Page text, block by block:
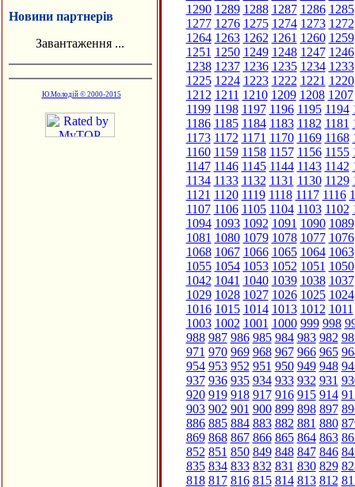
Новини партнерів
Завантаження ...
Ю.Молодій © 2000-2015
1290 1289 1288 1287 1286 1285
1277 1276 1275 1274 1273 1272
1264 1263 1262 1261 1260 1259
1251 1250 1249 1248 1247 1246
1238 1237 1236 1235 1234 1233
1225 1224 1223 1222 1221 1220
1212 1211 1210 1209 1208 1207
1199 1198 1197 1196 1195 1194
1186 1185 1184 1183 1182 1181
1173 1172 1171 1170 1169 1168
1160 1159 1158 1157 1156 1155
1147 1146 1145 1144 1143 1142
1134 1133 1132 1131 1130 1129
1121 1120 1119 1118 1117 1116
1107 1106 1105 1104 1103 1102
1094 1093 1092 1091 1090 1089
1081 1080 1079 1078 1077 1076
1068 1067 1066 1065 1064 1063
1055 1054 1053 1052 1051 1050
1042 1041 1040 1039 1038 1037
1029 1028 1027 1026 1025 1024
1016 1015 1014 1013 1012 1011
1003 1002 1001 1000 999 998
988 987 986 985 984 983 982
971 970 969 968 967 966 965
954 953 952 951 950 949 948
937 936 935 934 933 932 931
920 919 918 917 916 915 914
903 902 901 900 899 898 897
886 885 884 883 882 881 880
869 868 867 866 865 864 863
852 851 850 849 848 847 846
835 834 833 832 831 830 829
818 817 816 815 814 813 812